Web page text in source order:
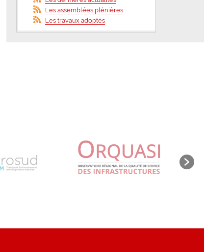
Les assemblées plénières
Les travaux adoptés